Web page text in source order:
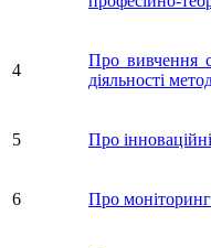
4
Про вивчення
діяльності
5 Про
6 Про